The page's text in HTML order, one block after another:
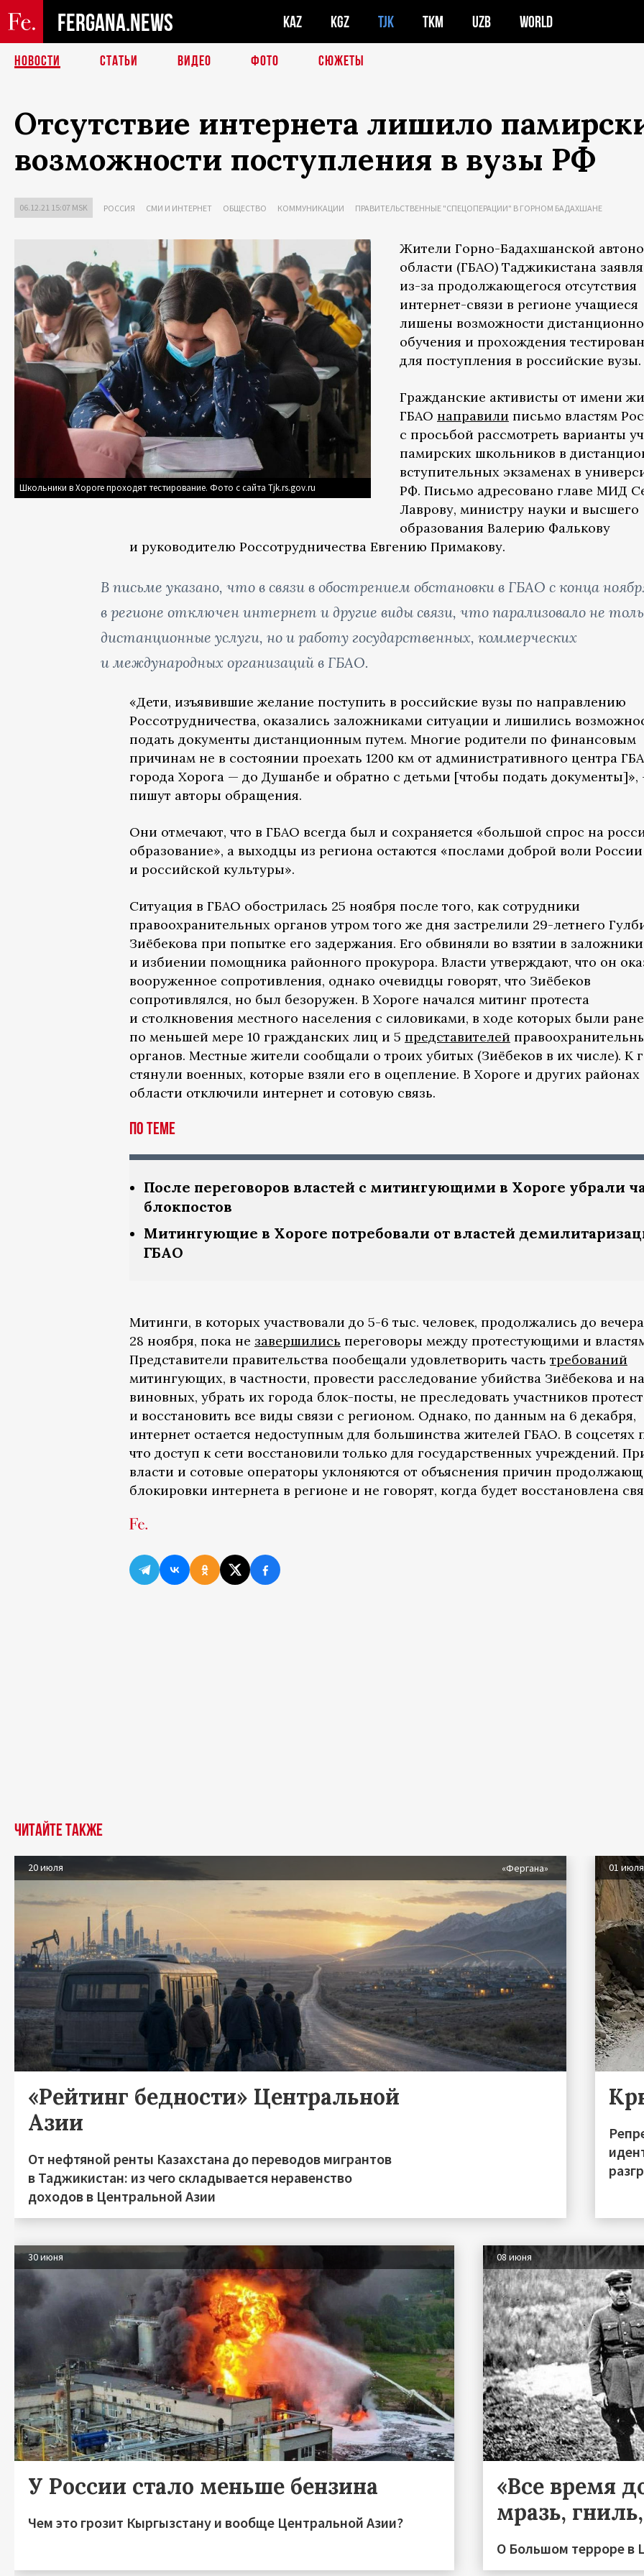
FERGANA.NEWS KAZ KGZ TJK TKM UZB WORLD
НОВОСТИ СТАТЬИ ВИДЕО ФОТО СЮЖЕТЫ
Отсутствие интернета лишило
возможности поступления в вузы РФ
06.12.21 15:07 MSK РОССИЯ СМИ И ИНТЕРНЕТ ОБЩЕСТВО КОММУНИКАЦИИ ПРАВИТЕЛЬСТВЕННЫЕ "СПЕЦОПЕРАЦИИ" В ГОРНОМ БАДАХШАНЕ
Школьники в Хороге проходят тестирование. Фото с сайта Tjk.rs.gov.ru
Жители Горно-Бадахшанской
области (ГБАО) Таджикистана
из-за продолжающегося отсутствия
интернет-связи в регионе учащиеся
лишены возможности
обучения и прохождения
для поступления в российские вузы.
Гражданские активисты от имени
ГБАО направили письмо властям
с просьбой рассмотреть варианты
памирских школьников в
вступительных экзаменах в
РФ. Письмо адресовано главе МИД
Лаврову, министру науки и высшего
образования Валерию Фалькову
и руководителю Россотрудничества Евгению Примакову.
В письме указано, что в связи в обострением обстановки в ГБАО с конца
в регионе отключен интернет и другие виды связи, что парализовало не
дистанционные услуги, но и работу государственных, коммерческих
и международных организаций в ГБАО.
«Дети, изъявившие желание поступить в российские вузы по направлению
Россотрудничества, оказались заложниками ситуации и лишились
подать документы дистанционным путем. Многие родители по финансовым
причинам не в состоянии проехать 1200 км от административного центра
города Хорога — до Душанбе и обратно с детьми [чтобы подать документы]»,
пишут авторы обращения.
Они отмечают, что в ГБАО всегда был и сохраняется «большой спрос на
образование», а выходцы из региона остаются «послами доброй воли России
и российской культуры».
Ситуация в ГБАО обострилась 25 ноября после того, как сотрудники
правоохранительных органов утром того же дня застрелили 29-летнего
Зиёбекова при попытке его задержания. Его обвиняли во взятии в заложники
и избиении помощника районного прокурора. Власти утверждают, что он
вооруженное сопротивления, однако очевидцы говорят, что Зиёбеков
сопротивлялся, но был безоружен. В Хороге начался митинг протеста
и столкновения местного населения с силовиками, в ходе которых были
по меньшей мере 10 гражданских лиц и 5 представителей
органов. Местные жители сообщали о троих убитых (Зиёбеков в их числе). К
стянули военных, которые взяли его в оцепление. В Хороге и других районах
области отключили интернет и сотовую связь.
По теме
После переговоров властей с митингующими в Хороге убрали
блокпостов
Митингующие в Хороге потребовали от властей
ГБАО
Митинги, в которых участвовали до 5-6 тыс. человек, продолжались до вечера
28 ноября, пока не завершились переговоры между протестующими и
Представители правительства пообещали удовлетворить часть требований
митингующих, в частности, провести расследование убийства Зиёбекова и
виновных, убрать их города блок-посты, не преследовать участников
и восстановить все виды связи с регионом. Однако, по данным на 6 декабря,
интернет остается недоступным для большинства жителей ГБАО. В соцсетях
что доступ к сети восстановили только для государственных учреждений.
власти и сотовые операторы уклоняются от объяснения причин
блокировки интернета в регионе и не говорят, когда будет восстановлена
Читайте также
20 июля «Фергана»
«Рейтинг бедности» Центральной
Азии
От нефтяной ренты Казахстана до переводов мигрантов
в Таджикистан: из чего складывается неравенство
доходов в Центральной Азии
01 июля
30 июня
У России стало меньше бензина
Чем это грозит Кыргызстану и вообще Центральной Азии?
08 июня
«Все время
мразь,
О Большом терроре в